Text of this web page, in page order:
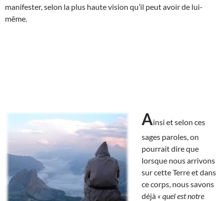
manifester, selon la plus haute vision qu’il peut avoir de lui-
même.
Ainsi et selon ces
sages paroles, on
pourrait dire que
lorsque nous arrivons
sur cette Terre et dans
ce corps, nous savons
déjà « quel est notre